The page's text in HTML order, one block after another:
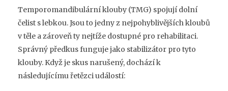
Temporomandibulární klouby (TMG) spojují dolní
čelist s lebkou. Jsou to jedny z nejpohyblivějších kloubů
v těle a zároveň ty nejtíže dostupné pro rehabilitaci.
Správný předkus funguje jako stabilizátor pro tyto
klouby. Když je skus narušený, dochází k
následujícímu řetězci událostí: